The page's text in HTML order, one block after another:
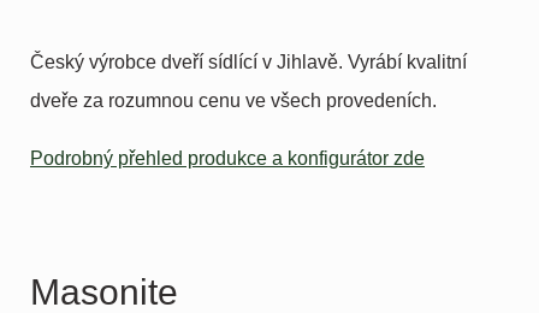
Český výrobce dveří sídlící v Jihlavě. Vyrábí kvalitní
dveře za rozumnou cenu ve všech provedeních.
Podrobný přehled produkce a konfigurátor zde
Masonite